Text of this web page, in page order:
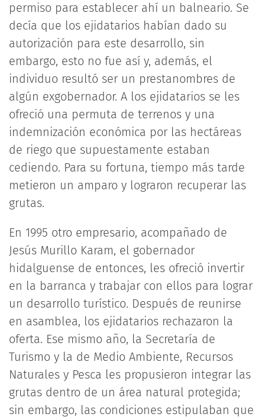
permiso para establecer ahí un balneario. Se
decía que los ejidatarios habían dado su
autorización para este desarrollo, sin
embargo, esto no fue así y, además, el
individuo resultó ser un prestanombres de
algún exgobernador. A los ejidatarios se les
ofreció una permuta de terrenos y una
indemnización económica por las hectáreas
de riego que supuestamente estaban
cediendo. Para su fortuna, tiempo más tarde
metieron un amparo y lograron recuperar las
grutas.
En 1995 otro empresario, acompañado de
Jesús Murillo Karam, el gobernador
hidalguense de entonces, les ofreció invertir
en la barranca y trabajar con ellos para lograr
un desarrollo turístico. Después de reunirse
en asamblea, los ejidatarios rechazaron la
oferta. Ese mismo año, la Secretaría de
Turismo y la de Medio Ambiente, Recursos
Naturales y Pesca les propusieron integrar las
grutas dentro de un área natural protegida;
sin embargo, las condiciones estipulaban que